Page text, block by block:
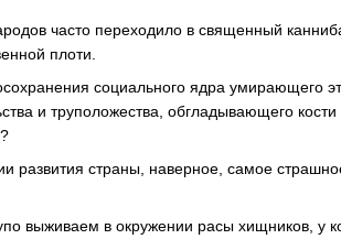
часто переходило в священный
плоти.
социального ядра умирающего
и труположества, обгладывающего кости
развития страны, наверное, самое
выживаем в окружении расы хищников, у